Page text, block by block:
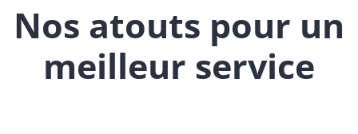
Nos atouts pour un
meilleur service